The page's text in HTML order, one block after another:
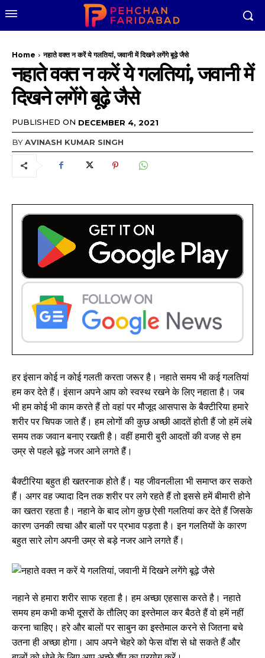
Home नहाते वक्त न करें ये गलतियां, जवानी में दिखने लगेंगे बूढ़े जैसे
नहाते वक्त न करें ये गलतियां, जवानी में
दिखने लगेंगे बूढ़े जैसे
PUBLISHED ON DECEMBER 4, 2021
BYAVINASH KUMAR SINGH
हर इंसान कोई न कोई गलती करता जरूर है। नहाते समय भी कई गलतियां
हम कर देते हैं। इंसान अपने आप को स्वस्थ रखने के लिए नहाता है। जब
भी हम कोई भी काम करते हैं तो वहां पर मौजूद आसपास के बैक्टीरिया हमारे
शरीर पर चिपक जाते हैं। हम लोगों की कुछ अच्छी आदतें होती हैं जो हमें लंबे
समय तक जवान बनाए रखती है। वहीं हमारी बुरी आदतों की वजह से हम
उम्र से पहले बूढ़े नजर आने लगते हैं।
बैक्टीरिया बहुत ही खतरनाक होते हैं। यह जीवनलीला भी समाप्त कर सकते
हैं। अगर वह ज्यादा दिन तक शरीर पर लगे रहते हैं तो इससे हमें बीमारी होने
का खतरा रहता है। नहाने के बाद लोग कुछ ऐसी गलतियां कर देते हैं जिसके
कारण उनकी त्वचा और बालों पर प्रभाव पड़ता है। इन गलतियों के कारण
बहुत सारे लोग अपनी उम्र से बड़े नजर आने लगते हैं।
नहाने से हमारा शरीर साफ रहता है। हम अच्छा एहसास करते है। नहाते
समय हम कभी कभी दूसरों के तौलिए का इस्तेमाल कर बैठते हैं वो हमें नहीं
करना चाहिए। हरे और बालों पर साबुन का इस्तेमाल करने से जितना बचे
उतना ही अच्छा होगा। आप अपने चेहरे को फेस वॉश से धो सकते हैं और